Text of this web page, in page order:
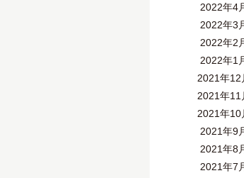
2022年4
2022年3
2022年2
2022年1
2021年12
2021年11
2021年10
2021年9
2021年8
2021年7